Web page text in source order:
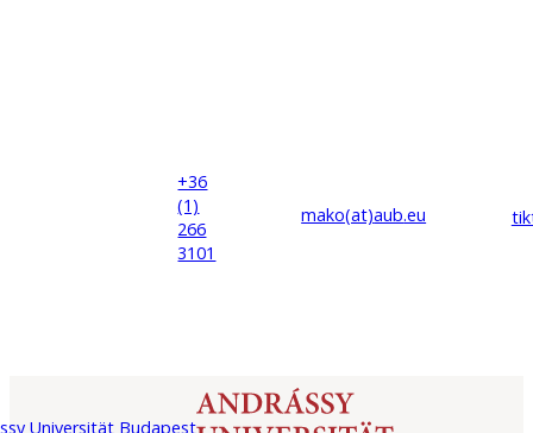
+36
(1)
266
3101
mako(at)aub.eu